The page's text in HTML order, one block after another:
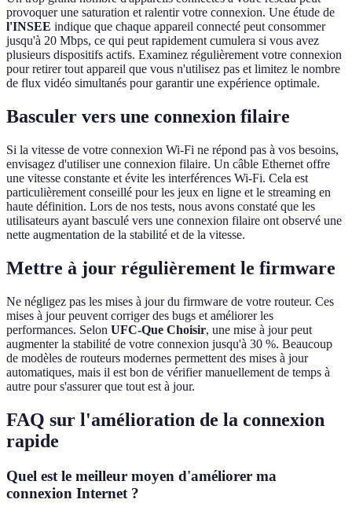
provoquer une saturation et ralentir votre connexion. Une étude de
l'INSEE indique que chaque appareil connecté peut consommer
jusqu'à 20 Mbps, ce qui peut rapidement cumulera si vous avez
plusieurs dispositifs actifs. Examinez régulièrement votre connexion
pour retirer tout appareil que vous n'utilisez pas et limitez le nombre
de flux vidéo simultanés pour garantir une expérience optimale.
Basculer vers une connexion filaire
Si la vitesse de votre connexion Wi-Fi ne répond pas à vos besoins,
envisagez d'utiliser une connexion filaire. Un câble Ethernet offre
une vitesse constante et évite les interférences Wi-Fi. Cela est
particulièrement conseillé pour les jeux en ligne et le streaming en
haute définition. Lors de nos tests, nous avons constaté que les
utilisateurs ayant basculé vers une connexion filaire ont observé une
nette augmentation de la stabilité et de la vitesse.
Mettre à jour régulièrement le firmware
Ne négligez pas les mises à jour du firmware de votre routeur. Ces
mises à jour peuvent corriger des bugs et améliorer les
performances. Selon UFC-Que Choisir, une mise à jour peut
augmenter la stabilité de votre connexion jusqu'à 30 %. Beaucoup
de modèles de routeurs modernes permettent des mises à jour
automatiques, mais il est bon de vérifier manuellement de temps à
autre pour s'assurer que tout est à jour.
FAQ sur l'amélioration de la connexion
rapide
Quel est le meilleur moyen d'améliorer ma
connexion Internet ?